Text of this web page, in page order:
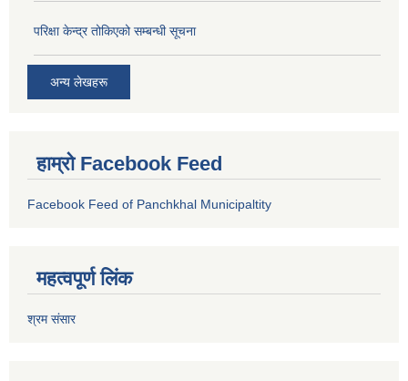
परिक्षा केन्द्र तोकिएको सम्बन्धी सूचना
अन्य लेखहरू
हाम्रो Facebook Feed
Facebook Feed of Panchkhal Municipaltity
महत्वपूर्ण लिंक
श्रम संसार